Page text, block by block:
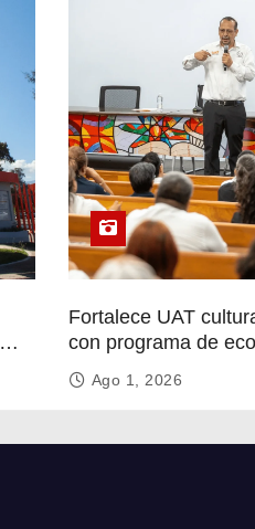
Fortalece UAT
con programa de
circular
Ago 1, 2026